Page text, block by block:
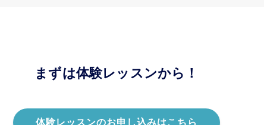
まずは体験レッスンから！
体験レッスンのお申し込みはこちら